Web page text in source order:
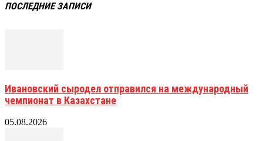
ПОСЛЕДНИЕ ЗАПИСИ
Ивановский сыродел отправился на международный
чемпионат в Казахстане
05.08.2026